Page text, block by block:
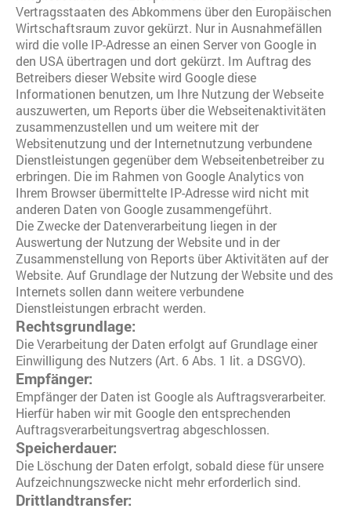
Vertragsstaaten des Abkommens über den Europäischen
Wirtschaftsraum zuvor gekürzt. Nur in Ausnahmefällen
wird die volle IP-Adresse an einen Server von Google in
den USA übertragen und dort gekürzt. Im Auftrag des
Betreibers dieser Website wird Google diese
Informationen benutzen, um Ihre Nutzung der Webseite
auszuwerten, um Reports über die Webseitenaktivitäten
zusammenzustellen und um weitere mit der
Websitenutzung und der Internetnutzung verbundene
Dienstleistungen gegenüber dem Webseitenbetreiber zu
erbringen. Die im Rahmen von Google Analytics von
Ihrem Browser übermittelte IP-Adresse wird nicht mit
anderen Daten von Google zusammengeführt.
Die Zwecke der Datenverarbeitung liegen in der
Auswertung der Nutzung der Website und in der
Zusammenstellung von Reports über Aktivitäten auf der
Website. Auf Grundlage der Nutzung der Website und des
Internets sollen dann weitere verbundene
Dienstleistungen erbracht werden.
Rechtsgrundlage:
Die Verarbeitung der Daten erfolgt auf Grundlage einer
Einwilligung des Nutzers (Art. 6 Abs. 1 lit. a DSGVO).
Empfänger:
Empfänger der Daten ist Google als Auftragsverarbeiter.
Hierfür haben wir mit Google den entsprechenden
Auftragsverarbeitungsvertrag abgeschlossen.
Speicherdauer:
Die Löschung der Daten erfolgt, sobald diese für unsere
Aufzeichnungszwecke nicht mehr erforderlich sind.
Drittlandtransfer: